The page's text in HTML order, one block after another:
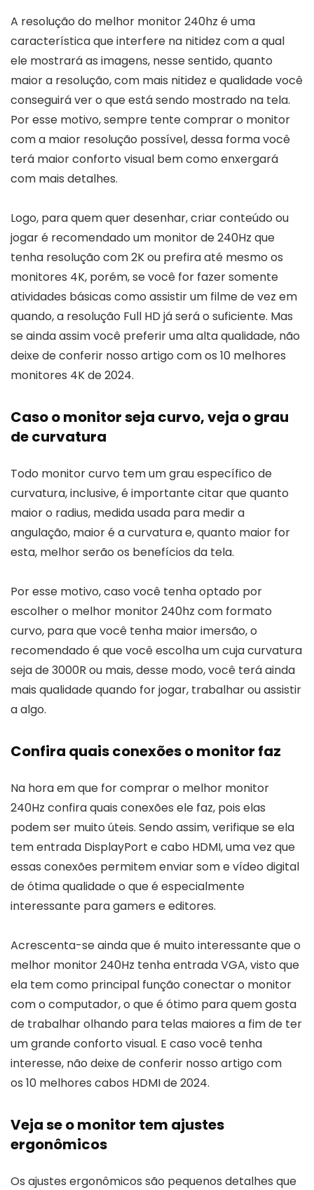
A resolução do melhor monitor 240hz é uma
característica que interfere na nitidez com a qual
ele mostrará as imagens, nesse sentido, quanto
maior a resolução, com mais nitidez e qualidade você
conseguirá ver o que está sendo mostrado na tela.
Por esse motivo, sempre tente comprar o monitor
com a maior resolução possível, dessa forma você
terá maior conforto visual bem como enxergará
com mais detalhes.
Logo, para quem quer desenhar, criar conteúdo ou
jogar é recomendado um monitor de 240Hz que
tenha resolução com 2K ou prefira até mesmo os
monitores 4K, porém, se você for fazer somente
atividades básicas como assistir um filme de vez em
quando, a resolução Full HD já será o suficiente. Mas
se ainda assim você preferir uma alta qualidade, não
deixe de conferir nosso artigo com os 10 melhores
monitores 4K de 2024.
Caso o monitor seja curvo, veja o grau
de curvatura
Todo monitor curvo tem um grau específico de
curvatura, inclusive, é importante citar que quanto
maior o radius, medida usada para medir a
angulação, maior é a curvatura e, quanto maior for
esta, melhor serão os benefícios da tela.
Por esse motivo, caso você tenha optado por
escolher o melhor monitor 240hz com formato
curvo, para que você tenha maior imersão, o
recomendado é que você escolha um cuja curvatura
seja de 3000R ou mais, desse modo, você terá ainda
mais qualidade quando for jogar, trabalhar ou assistir
a algo.
Confira quais conexões o monitor faz
Na hora em que for comprar o melhor monitor
240Hz confira quais conexões ele faz, pois elas
podem ser muito úteis. Sendo assim, verifique se ela
tem entrada DisplayPort e cabo HDMI, uma vez que
essas conexões permitem enviar som e vídeo digital
de ótima qualidade o que é especialmente
interessante para gamers e editores.
Acrescenta-se ainda que é muito interessante que o
melhor monitor 240Hz tenha entrada VGA, visto que
ela tem como principal função conectar o monitor
com o computador, o que é ótimo para quem gosta
de trabalhar olhando para telas maiores a fim de ter
um grande conforto visual. E caso você tenha
interesse, não deixe de conferir nosso artigo com
os 10 melhores cabos HDMI de 2024.
Veja se o monitor tem ajustes
ergonômicos
Os ajustes ergonômicos são pequenos detalhes que